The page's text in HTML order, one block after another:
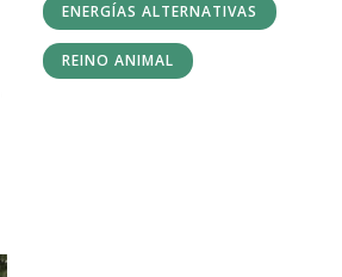
ENERGÍAS ALTERNATIVAS
REINO ANIMAL